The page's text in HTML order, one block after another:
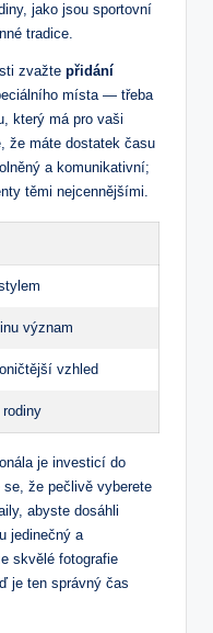
jako jsou sportovní
tradice.
zvažte přidání
místa — třeba
který má pro vaši
že máte dostatek času
a komunikativní;
těmi nejcennějšími.
význam
vzhled
je investicí do
že pečlivě vyberete
abyste dosáhli
jedinečný a
skvělé fotografie
je ten správný čas